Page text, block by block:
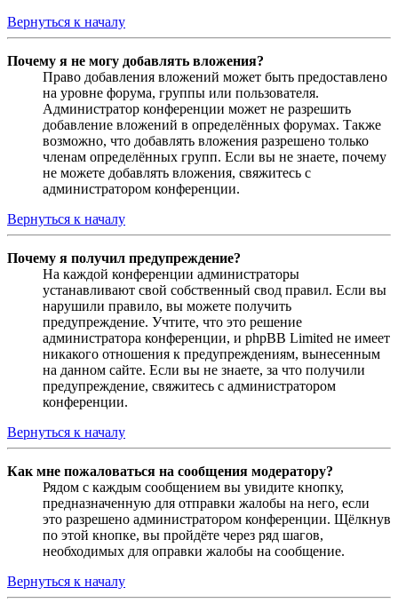
Вернуться к началу
Почему я не могу добавлять вложения?
Право добавления вложений может быть предоставлено
на уровне форума, группы или пользователя.
Администратор конференции может не разрешить
добавление вложений в определённых форумах. Также
возможно, что добавлять вложения разрешено только
членам определённых групп. Если вы не знаете, почему
не можете добавлять вложения, свяжитесь с
администратором конференции.
Вернуться к началу
Почему я получил предупреждение?
На каждой конференции администраторы
устанавливают свой собственный свод правил. Если вы
нарушили правило, вы можете получить
предупреждение. Учтите, что это решение
администратора конференции, и phpBB Limited не имеет
никакого отношения к предупреждениям, вынесенным
на данном сайте. Если вы не знаете, за что получили
предупреждение, свяжитесь с администратором
конференции.
Вернуться к началу
Как мне пожаловаться на сообщения модератору?
Рядом с каждым сообщением вы увидите кнопку,
предназначенную для отправки жалобы на него, если
это разрешено администратором конференции. Щёлкнув
по этой кнопке, вы пройдёте через ряд шагов,
необходимых для оправки жалобы на сообщение.
Вернуться к началу